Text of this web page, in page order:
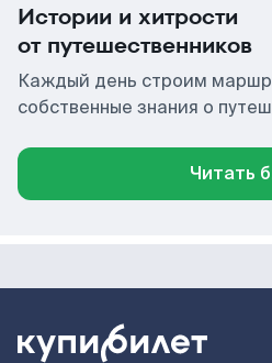
Истории и хитрости
от путешественников
Каждый день строим
собственные знания о
Читать